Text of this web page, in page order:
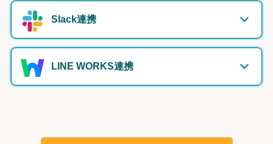
Slack連携
LINE WORKS連携